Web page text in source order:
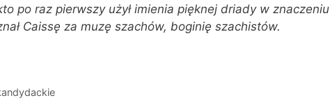
po raz pierwszy użył imienia pięknej driady w znaczeniu
Caissę za muzę szachów, boginię szachistów.